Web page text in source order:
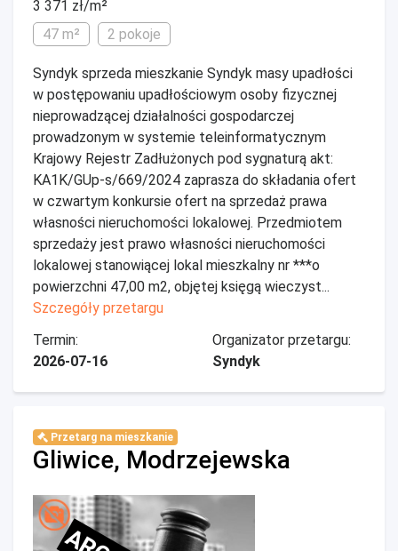
3 371 zł/m²
47 m²
2 pokoje
Syndyk sprzeda mieszkanie Syndyk masy upadłości
w postępowaniu upadłościowym osoby fizycznej
nieprowadzącej działalności gospodarczej
prowadzonym w systemie teleinformatycznym
Krajowy Rejestr Zadłużonych pod sygnaturą akt:
KA1K/GUp-s/669/2024 zaprasza do składania ofert
w czwartym konkursie ofert na sprzedaż prawa
własności nieruchomości lokalowej. Przedmiotem
sprzedaży jest prawo własności nieruchomości
lokalowej stanowiącej lokal mieszkalny nr ***o
powierzchni 47,00 m2, objętej księgą wieczyst...
Szczegóły przetargu
Termin:
2026-07-16
Organizator przetargu:
Syndyk
Przetarg na mieszkanie
Gliwice, Modrzejewska